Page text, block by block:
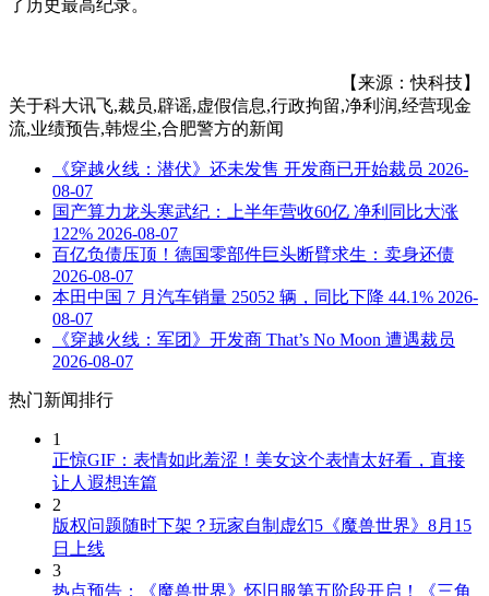
了历史最高纪录。
【来源：快科技】
关于科大讯飞,裁员,辟谣,虚假信息,行政拘留,净利润,经营现金
流,业绩预告,韩煜尘,合肥警方的新闻
《穿越火线：潜伏》还未发售 开发商已开始裁员 2026-
08-07
国产算力龙头寒武纪：上半年营收60亿 净利同比大涨
122% 2026-08-07
百亿负债压顶！德国零部件巨头断臂求生：卖身还债
2026-08-07
本田中国 7 月汽车销量 25052 辆，同比下降 44.1% 2026-
08-07
《穿越火线：军团》开发商 That’s No Moon 遭遇裁员
2026-08-07
热门新闻排行
1
正惊GIF：表情如此羞涩！美女这个表情太好看，直接
让人遐想连篇
2
版权问题随时下架？玩家自制虚幻5《魔兽世界》8月15
日上线
3
热点预告：《魔兽世界》怀旧服第五阶段开启！《三角